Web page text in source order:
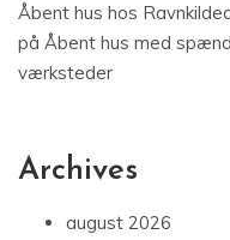
Åbent hus hos
på Åbent hus med
værksteder
Archives
august 2026